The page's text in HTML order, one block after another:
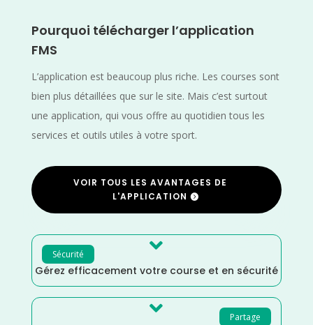
Pourquoi télécharger l’application
FMS
L’application est beaucoup plus riche. Les courses sont
bien plus détaillées que sur le site. Mais c’est surtout
une application, qui vous offre au quotidien tous les
services et outils utiles à votre sport.
VOIR TOUS LES AVANTAGES DE
L'APPLICATION
Sécurité 
Gérez efficacement votre course et en sécurité
Partage
